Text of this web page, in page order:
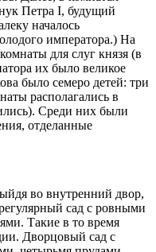
Петра I, будущий
началось
императора.) На
для слуг князя (в
их было великое
было семеро детей: три
располагались в
Среди них были
отделанные
во внутренний двор,
сад с ровными
Такие в то время
Дворцовый сад с